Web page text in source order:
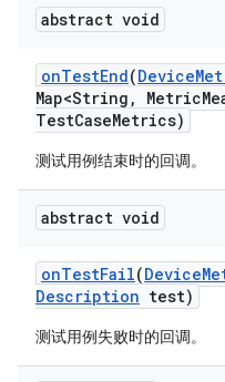
abstract void
onTestEnd(Device
Map<String , Metric
TestCaseMetrics)
测试用例结束时的回调。
abstract void
onTestFail(Device
Description test)
测试用例失败时的回调。